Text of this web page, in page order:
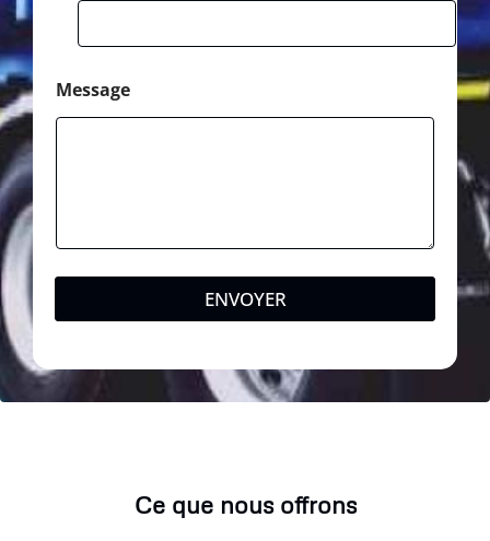
Message
ENVOYER
Ce que nous offrons